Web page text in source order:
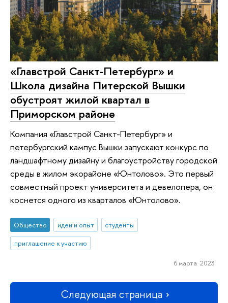
«Главстрой Санкт-Петербург» и
Школа дизайна Питерской Вышки
обустроят жилой квартал в
Приморском районе
Компания «Главстрой Санкт-Петербург» и
петербургский кампус Вышки запускают конкурс по
ландшафтному дизайну и благоустройству городской
среды в жилом экорайоне «Юнтолово». Это первый
совместный проект университета и девелопера, он
коснется одного из кварталов «Юнтолово».
Общество идеи и опыт
студенты
приглашение к участию
6 марта 2023
Следующая страница